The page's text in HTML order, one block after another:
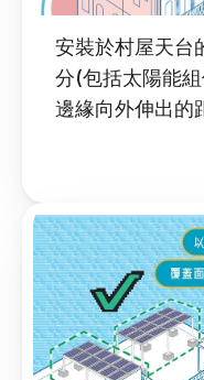
安裝於村屋天台
分(包括太陽能
邊緣向外伸出的